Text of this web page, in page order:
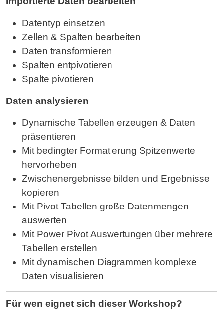
Datentyp einsetzen
Zellen & Spalten bearbeiten
Daten transformieren
Spalten entpivotieren
Spalte pivotieren
Daten analysieren
Dynamische Tabellen erzeugen & Daten
präsentieren
Mit bedingter Formatierung Spitzenwerte
hervorheben
Zwischenergebnisse bilden und Ergebnisse
kopieren
Mit Pivot Tabellen große Datenmengen
auswerten
Mit Power Pivot Auswertungen über mehrere
Tabellen erstellen
Mit dynamischen Diagrammen komplexe
Daten visualisieren
Für wen eignet sich dieser Workshop?